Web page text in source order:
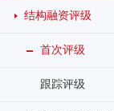
结构融资评级
首次评级
跟踪评级